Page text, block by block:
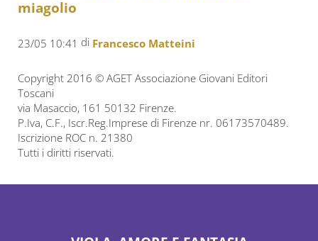
miagolio
23/05 10:41 di Francesco Matteini
Copyright 2016 © AGET Associazione Giovani Editori
Toscani
via Masaccio, 161 50132 Firenze.
P.Iva, C.F., Iscr.Reg.Imprese di Firenze nr. 06173570489.
Iscrizione ROC n. 21380
Tutti i diritti riservati.